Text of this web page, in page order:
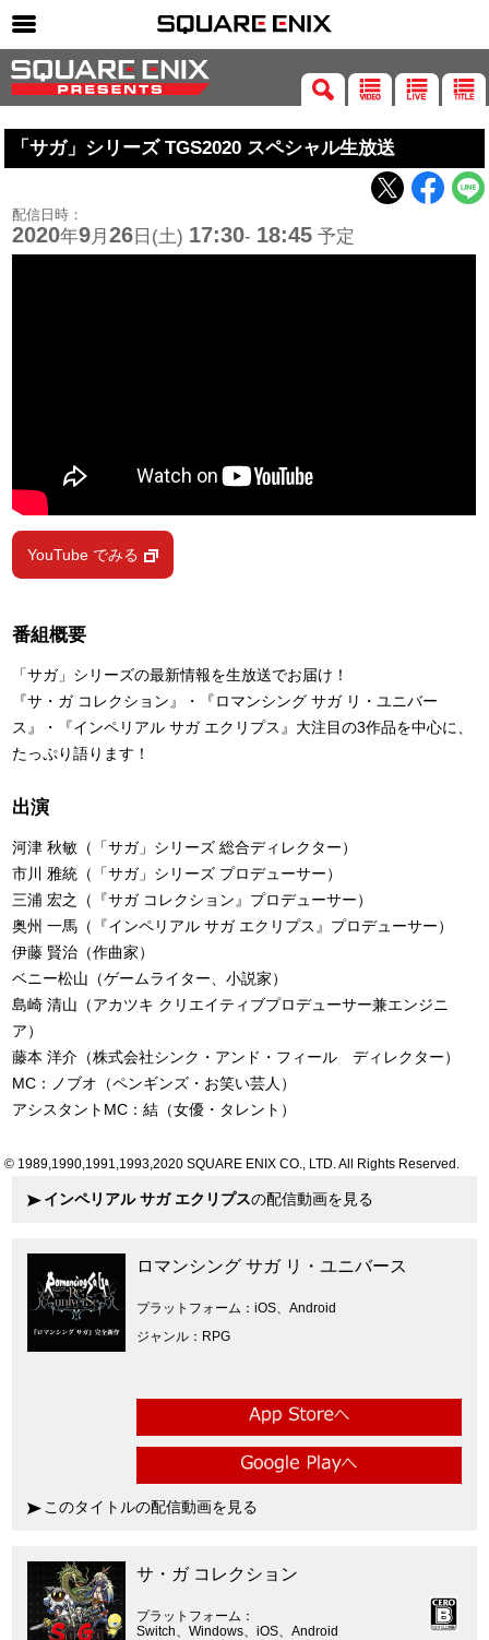
SQUARE ENIX 公式サイトメニュー
マガジン＆ブックス
グッズ
SQUARE ENIX サイト内検索
「サガ」シリーズ TGS2020 スペシャル生放送
配信日時：
2020年9月26 日(土) 17:30- 18:45 予定
YouTube でみる
番組概要
「サガ」シリーズの最新情報を生放送でお届け！
『サ・ガ コレクション』・『ロマンシング サガ リ・ユニバー
ス』・『インペリアル サガ エクリプス』大注目の3作品を中心に、
たっぷり語ります！
出演
河津 秋敏（「サガ」シリーズ 総合ディレクター）
市川 雅統（「サガ」シリーズ プロデューサー）
三浦 宏之（『サガ コレクション』プロデューサー）
奥州 一馬（『インペリアル サガ エクリプス』プロデューサー）
伊藤 賢治（作曲家）
ベニー松山（ゲームライター、小説家）
島崎 清山（アカツキ クリエイティブプロデューサー兼エンジニ
ア）
藤本 洋介（株式会社シンク・アンド・フィール ディレクター）
MC：ノブオ（ペンギンズ・お笑い芸人）
アシスタントMC：結（女優・タレント）
© 1989,1990,1991,1993,2020 SQUARE ENIX CO., LTD. All Rights Reserved.
インペリアル サガ エクリプスの配信動画を見る
ロマンシング サガ リ・ユニバース
プラットフォーム
iOS、Android
ジャンル
RPG
このタイトルの配信動画を見る
サ・ガ コレクション
プラットフォーム
Switch、Windows、iOS、Android